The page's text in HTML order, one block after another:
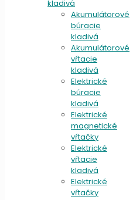
kladivá
Akumulátorové
búracie
kladivá
Akumulátorové
vŕtacie
kladivá
Elektrické
búracie
kladivá
Elektrické
magnetické
vŕtačky
Elektrické
vŕtacie
kladivá
Elektrické
vŕtačky